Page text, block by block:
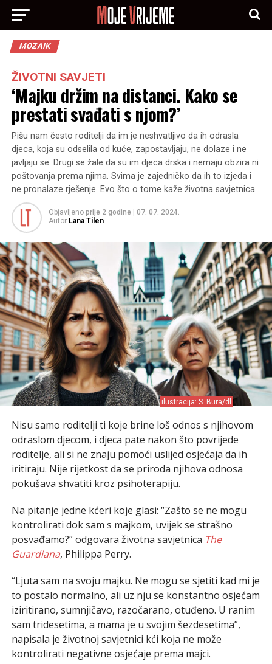
MOZAIK
ŽIVOTNI SAVJETI
‘Majku držim na distanci. Kako se
prestati svađati s njom?’
Pišu nam često roditelji da im je neshvatljivo da ih odrasla
djeca, koja su odselila od kuće, zapostavljaju, ne dolaze i ne
javljaju se. Drugi se žale da su im djeca drska i nemaju obzira ni
poštovanja prema njima. Svima je zajedničko da ih to izjeda i
ne pronalaze rješenje. Evo što o tome kaže životna savjetnica.
Objavljeno prije 2 godine
07. 07. 2024.
Autor Lana Tilen
ilustracija: S. Bura/dl
Nisu samo roditelji ti koje brine loš odnos s njihovom
odraslom djecom, i djeca pate nakon što povrijede
roditelje, ali si ne znaju pomoći uslijed osjećaja da ih
iritiraju. Nije rijetkost da se priroda njihova odnosa
pokušava shvatiti kroz psihoterapiju.
Na pitanje jedne kćeri koje glasi: “Zašto se ne mogu
kontrolirati dok sam s majkom, uvijek se strašno
posvađamo?” odgovara životna savjetnica The
Guardiana, Philippa Perry.
“Ljuta sam na svoju majku. Ne mogu se sjetiti kad mi je
to postalo normalno, ali uz nju se konstantno osjećam
iziritirano, sumnjičavo, razočarano, otuđeno. U ranim
sam tridesetima, a mama je u svojim šezdesetima”,
napisala je životnoj savjetnici kći koja ne može
kontrolirati negativne osjećaje prema majci.